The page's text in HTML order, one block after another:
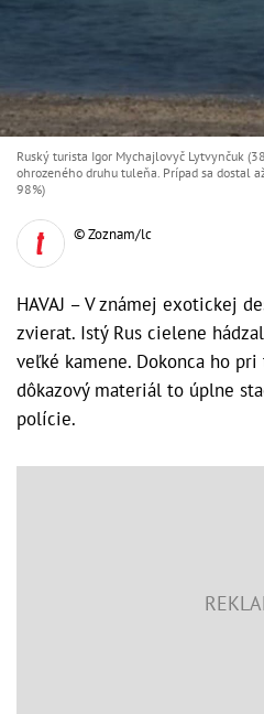
Ruský turista Igor Mychajlovyč Lytvynčuk
ohrozeného druhu tuleňa. Prípad sa dostal
98%)
© Zoznam/lc
HAVAJ – V známej exotickej
zvierat. Istý Rus cielene
veľké kamene. Dokonca ho
dôkazový materiál to úplne
polície.